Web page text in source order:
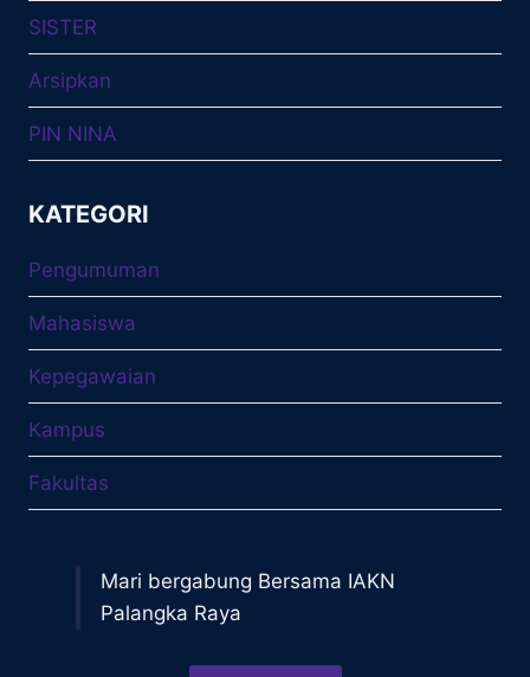
SISTER
Arsipkan
PIN NINA
KATEGORI
Pengumuman
Mahasiswa
Kepegawaian
Kampus
Fakultas
Mari bergabung Bersama IAKN
Palangka Raya